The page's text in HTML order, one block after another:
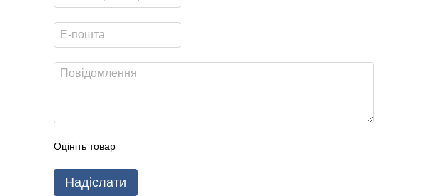
Оцініть товар
Надіслати